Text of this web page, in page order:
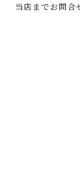
当店までお問合